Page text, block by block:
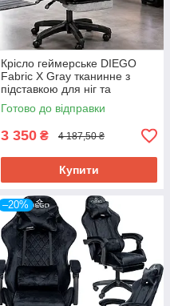
Крісло геймерське DIEGO
Fabric X Gray тканинне з
підставкою для ніг та
ергономічними подушками,
сіре
Готово до відправки
3 350 ₴ 4 187,50 ₴
Купити
–20%